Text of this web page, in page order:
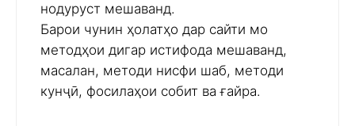
нодуруст мешаванд.
Барои чунин ҳолатҳо дар сайти мо
методҳои дигар истифода мешаванд,
масалан, методи нисфи шаб, методи
кунҷӣ, фосилаҳои собит ва ғайра.